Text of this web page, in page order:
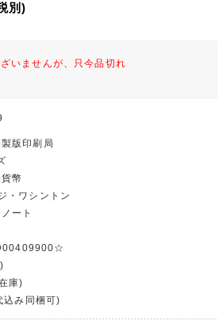
別)
いませんが、只今品切れ
版印刷局
幣
・ワシントン
ート
庫)
込み同梱可)